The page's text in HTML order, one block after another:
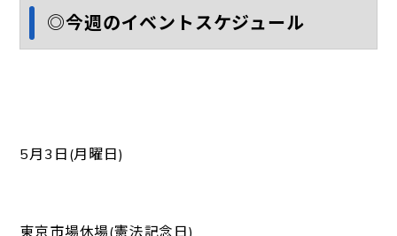
◎今週のイベントスケジュール
5月3日(月曜日)
東京市場休場(憲法記念日)